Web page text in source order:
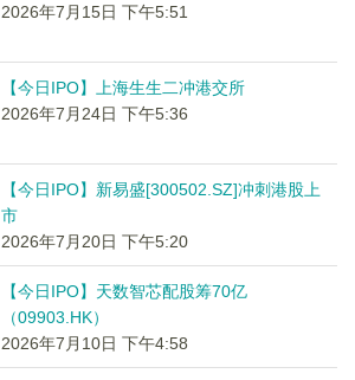
2026年7月15日 下午5:51
【今日IPO】上海生生二冲港交所
2026年7月24日 下午5:36
【今日IPO】新易盛[300502.SZ]冲刺港股上
市
2026年7月20日 下午5:20
【今日IPO】天数智芯配股筹70亿
（09903.HK）
2026年7月10日 下午4:58